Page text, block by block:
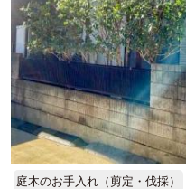
庭木のお手入れ（剪定・伐採）